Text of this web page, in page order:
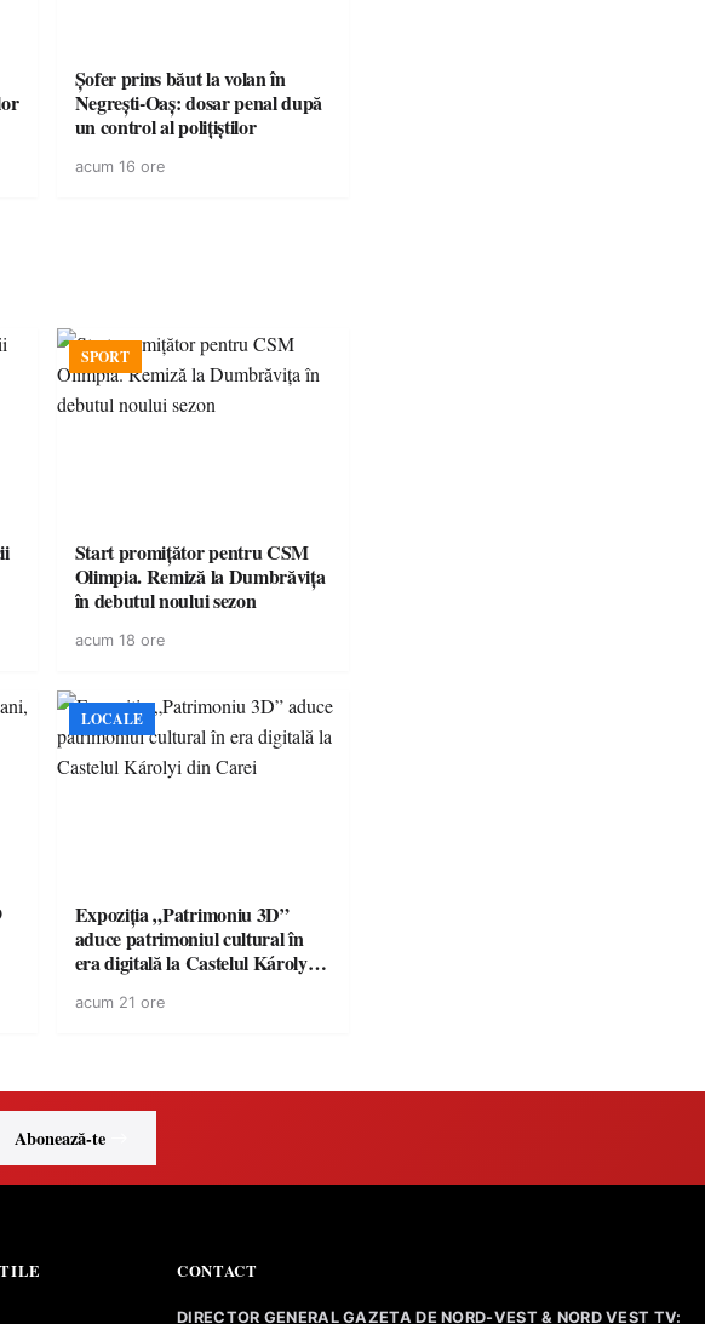
Șofer prins băut la volan în
Negrești-Oaș: dosar penal după
un control al polițiștilor
acum 16 ore
SPORT
Start promițător pentru CSM
Olimpia. Remiză la Dumbrăvița
în debutul noului sezon
acum 18 ore
LOCALE
Expoziția „Patrimoniu 3D”
aduce patrimoniul cultural în
era digitală la Castelul Károlyi
acum 21 ore
Abonează-te
CONTACT
DIRECTOR GENERAL GAZETA DE NORD-VEST & NORD VEST TV: